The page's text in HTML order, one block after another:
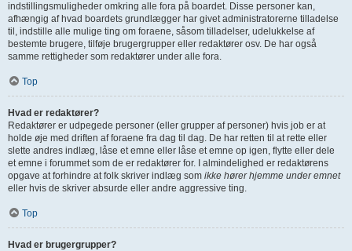
indstillingsmuligheder omkring alle fora på boardet. Disse personer kan,
afhængig af hvad boardets grundlægger har givet administratorerne tilladelse
til, indstille alle mulige ting om foraene, såsom tilladelser, udelukkelse af
bestemte brugere, tilføje brugergrupper eller redaktører osv. De har også
samme rettigheder som redaktører under alle fora.
Top
Hvad er redaktører?
Redaktører er udpegede personer (eller grupper af personer) hvis job er at
holde øje med driften af foraene fra dag til dag. De har retten til at rette eller
slette andres indlæg, låse et emne eller låse et emne op igen, flytte eller dele
et emne i forummet som de er redaktører for. I almindelighed er redaktørens
opgave at forhindre at folk skriver indlæg som ikke hører hjemme under emnet
eller hvis de skriver absurde eller andre aggressive ting.
Top
Hvad er brugergrupper?